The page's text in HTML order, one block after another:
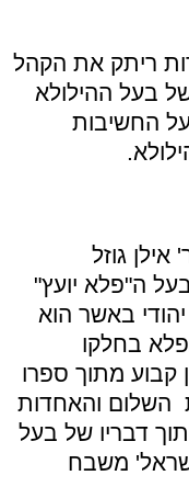
ריתק את הקהל
בעל ההילולא
החשיבות
.
אילן גוזל
ה"פלא יועץ"
באשר הוא
בחלקו
קבוע מתוך ספרו
השלום והאחדות
דבריו של בעל
משבח